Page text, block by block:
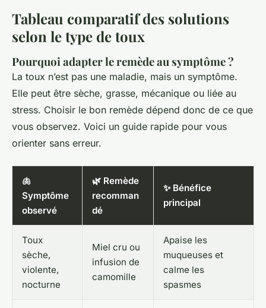
Tableau comparatif des solutions
selon le type de toux
Pourquoi adapter le remède au symptôme ?
La toux n’est pas une maladie, mais un symptôme.
Elle peut être sèche, grasse, mécanique ou liée au
stress. Choisir le bon remède dépend donc de ce que
vous observez. Voici un guide rapide pour vous
orienter sans erreur.
🫁
Symptôme
observé
🌿 Remède
recomman
dé
✨ Bénéfice
principal
Toux
sèche,
violente,
nocturne
Miel cru ou
infusion de
camomille
Apaise les
muqueuses et
calme les
spasmes